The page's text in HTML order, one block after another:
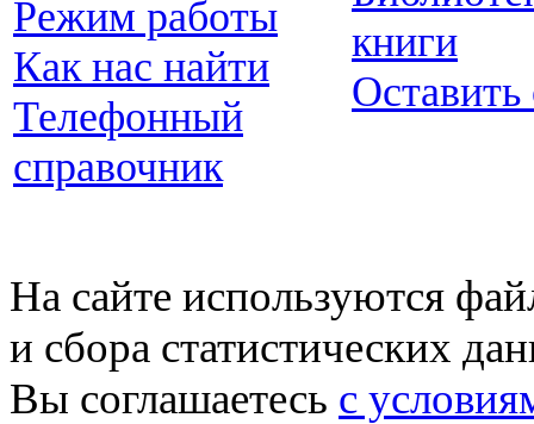
Режим работы
Как нас найти
Телефонный
справочник
книги
Оставить
На сайте используются
и сбора статистических
Вы соглашаетесь с